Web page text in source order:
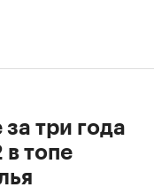
три года
топе